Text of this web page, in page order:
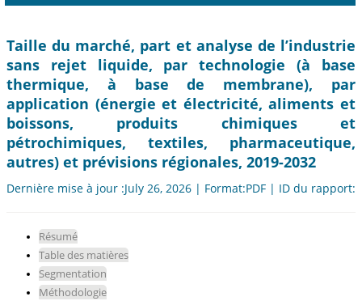
Taille du marché, part et analyse de l’industrie
sans rejet liquide, par technologie (à base
thermique, à base de membrane), par
application (énergie et électricité, aliments et
boissons, produits chimiques et
pétrochimiques, textiles, pharmaceutique,
autres) et prévisions régionales, 2019-2032
Dernière mise à jour :July 26, 2026 | Format:PDF | ID du rapport:
Résumé
Table des matières
Segmentation
Méthodologie